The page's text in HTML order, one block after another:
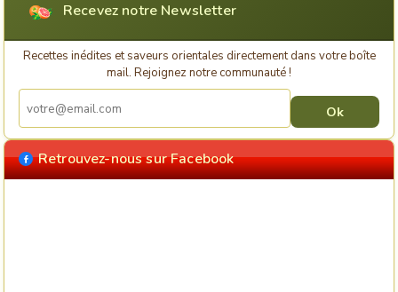
Recevez notre Newsletter
Recettes inédites et saveurs orientales directement dans votre boîte
mail. Rejoignez notre communauté !
Retrouvez-nous sur Facebook